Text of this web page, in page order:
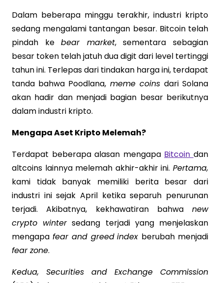
Dalam beberapa minggu terakhir, industri kripto
sedang mengalami tantangan besar. Bitcoin telah
pindah kebear market, sementara sebagian
besar token telah jatuh dua digit dari level tertinggi
tahun ini. Terlepas dari tindakan harga ini, terdapat
tanda bahwa Poodlana, meme coins dari Solana
akan hadir dan menjadi bagian besar berikutnya
dalam industri kripto.
Mengapa Aset Kripto Melemah?
Terdapat beberapa alasan mengapa Bitcoindan
altcoins lainnya melemah akhir-akhir ini. Pertama,
kami tidak banyak memiliki berita besar dari
industri ini sejak April ketika separuh penurunan
terjadi. Akibatnya, kekhawatiran bahwa new
crypto wintersedang terjadi yang menjelaskan
mengapa fear and greed index berubah menjadi
fear zone.
Kedua, Securities and Exchange Commission